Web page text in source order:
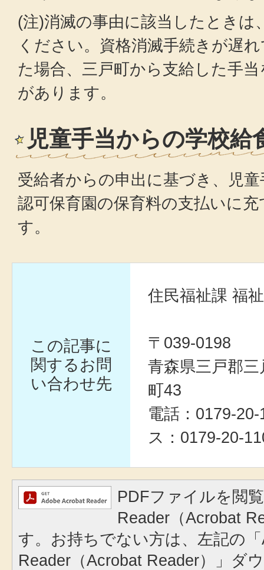
(注)消滅の事由に該当したときは
ください。資格消滅手続きが遅
た場合、三戸町から支給した手
があります。
児童手当からの学校給
受給者からの申出に基づき、児
認可保育園の保育料の支払いに
す。
この記事に
関するお問
い合わせ先
住民福祉課 福
〒039-0198
青森県三戸郡
町43
電話：0179-
ス：0179-20-
PDFファイルを閲
Reader（Acrobat
す。お持ちでない方は、左記の
Reader（Acrobat Reader）」ダ